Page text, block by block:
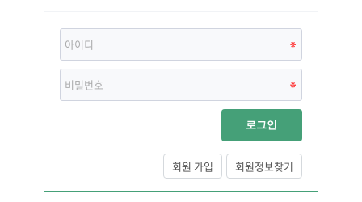
로그인
회원 가입 회원정보찾기